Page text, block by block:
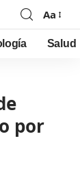
Font
Resizer
Aa
Salud
por